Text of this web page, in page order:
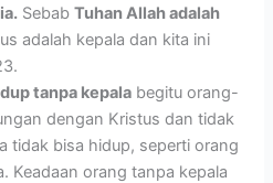
SebabTuhan Allah adalah
adalah kepala dan kita ini
tanpa kepala begitu orang-
dengan Kristus dan tidak
tidak bisa hidup, seperti orang
Keadaan orang tanpa kepala